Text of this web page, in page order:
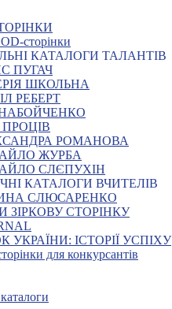
сторінки
КАТАЛОГИ ТАЛАНТІВ
ПУГАЧ
ШКОЛЬНА
РЕБЕРТ
ПРОЦІВ
РОМАНОВА
ЖУРБА
СЛЄПУХІН
КАТАЛОГИ ВЧИТЕЛІВ
СЛЮСАРЕНКО
ЗІРКОВУ СТОРІНКУ
УКРАЇНИ: ІСТОРІЇ УСПІХУ
для конкурсантів